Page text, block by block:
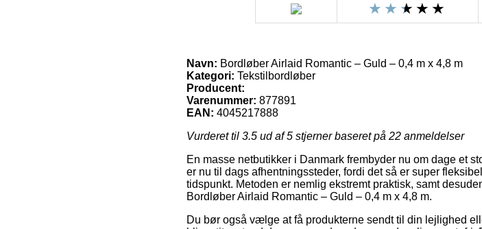
Navn: Bordløber Airlaid Romantic – Guld – 0,4 m x 4,8 m
Kategori: Tekstilbordløber
Producent:
Varenummer: 877891
EAN: 4045217888
Vurderet til 3.5 ud af 5 stjerner baseret på 22 anmeldelser
En masse netbutikker i Danmark frembyder nu om dage et
er nu til dags afhentningssteder, fordi det så er super
tidspunkt. Metoden er nemlig ekstremt praktisk, samt
Bordløber Airlaid Romantic – Guld – 0,4 m x 4,8 m.
Du bør også vælge at få produkterne sendt til din lejlighed